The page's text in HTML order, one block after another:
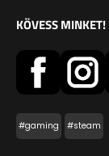
KÖVESS MINKET!
#gaming #steam